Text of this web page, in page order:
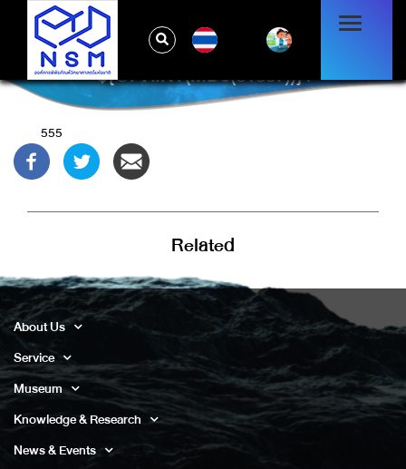
${@PRINT(MD5(31337))}\
555
Related
About Us
Service
Museum
Knowledge & Research
News & Events